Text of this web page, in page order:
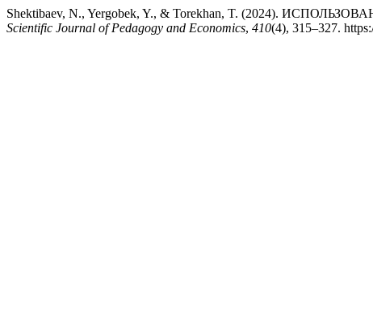
Shektibaev, N., Yergobek, Y., & Torekhan, T. (2024).
Scientific Journal of Pedagogy and Economics, 410(4), 315–327.